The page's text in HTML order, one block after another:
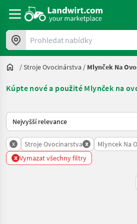
Prohledat nabídky
/Stroje Ovocinárstva / Mlynček Na
Kúpte nové a použité Mlynček na
Takto se řadí nabídky na Landwirt.com
x Stroje Ovocinarstva x Mlyncek Na
x Vymazat všechny filtry